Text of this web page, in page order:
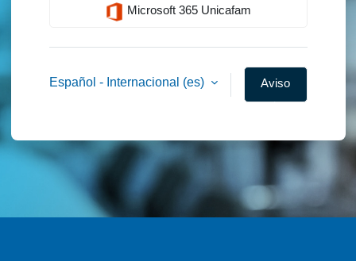
Microsoft 365 Unicafam
Español - Internacional ‎(es)‎
Aviso